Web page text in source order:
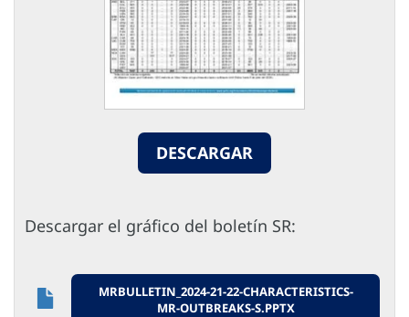
DESCARGAR
Descargar el gráfico del boletín SR:
MRBULLETIN_2024-21-22-CHARACTERISTICS-
MR-OUTBREAKS-S.PPTX